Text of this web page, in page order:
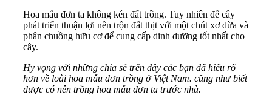
Hoa mẫu đơn ta không kén đất trồng. Tuy nhiên để cây
phát triển thuận lợi nên trộn đất thịt với một chút xơ dừa và
phân chuồng hữu cơ để cung cấp dinh dưỡng tốt nhất cho
cây.
Hy vọng với những chia sẻ trên đây các bạn đã hiểu rõ
hơn về loài hoa mẫu đơn trồng ở Việt Nam. cũng như biết
được có nên trồng hoa mẫu đơn ta trước nhà.